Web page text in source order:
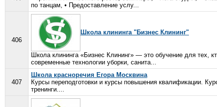
по танцам, • Предоставление услу...
406
Школа клининга "Бизнес Клининг"
Школа клининга «Бизнес Клининг» — это обучение для тех,
современные технологии уборки, санита...
407
Школа красноречия Егора Москвина
Курсы переподготовки и курсы повышения квалификации.
тренинги....